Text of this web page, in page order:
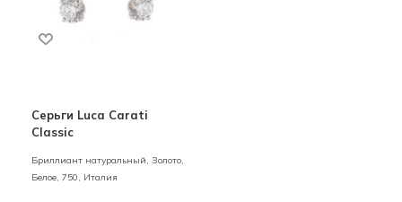
Серьги Luca Carati
Classic
Бриллиант натуральный, Золото,
Белое, 750, Италия